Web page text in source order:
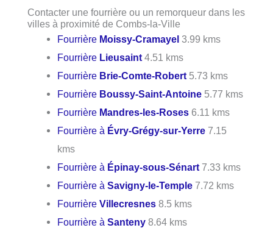
Contacter une fourrière ou un remorqueur dans les
villes à proximité de Combs-la-Ville
Fourrière Moissy-Cramayel 3.99 kms
Fourrière Lieusaint 4.51 kms
Fourrière Brie-Comte-Robert 5.73 kms
Fourrière Boussy-Saint-Antoine 5.77 kms
Fourrière Mandres-les-Roses 6.11 kms
Fourrière à Évry-Grégy-sur-Yerre 7.15
kms
Fourrière à Épinay-sous-Sénart 7.33 kms
Fourrière àSavigny-le-Temple 7.72 kms
FourrièreVillecresnes 8.5 kms
Fourrière àSanteny 8.64 kms